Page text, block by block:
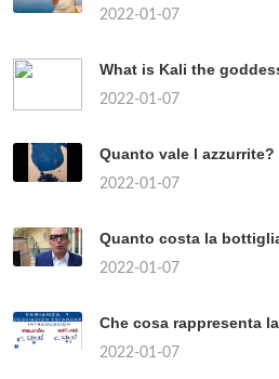
2022-01-07
What is Kali the
2022-01-07
Quanto vale l azzurrite?
2022-01-07
Quanto costa la
2022-01-07
Che cosa rappresenta
2022-01-07